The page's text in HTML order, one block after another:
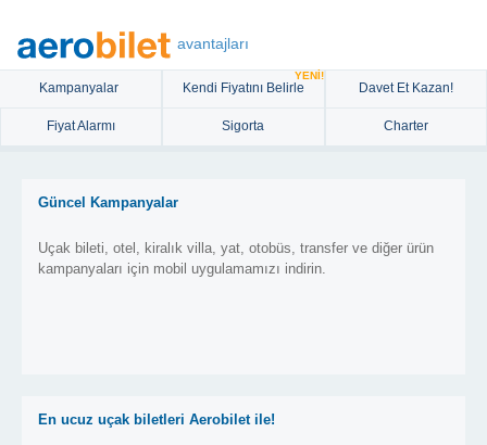
avantajları
Kampanyalar Kendi Fiyatını Belirle
YENİ!
Davet Et Kazan!
Fiyat Alarmı Sigorta Charter
Güncel Kampanyalar
Uçak bileti, otel, kiralık villa, yat, otobüs, transfer ve diğer ürün
kampanyaları için mobil uygulamamızı indirin.
En ucuz uçak biletleri Aerobilet ile!